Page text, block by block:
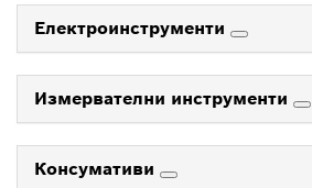
Електроинструменти
Измервателни инструменти
Консумативи